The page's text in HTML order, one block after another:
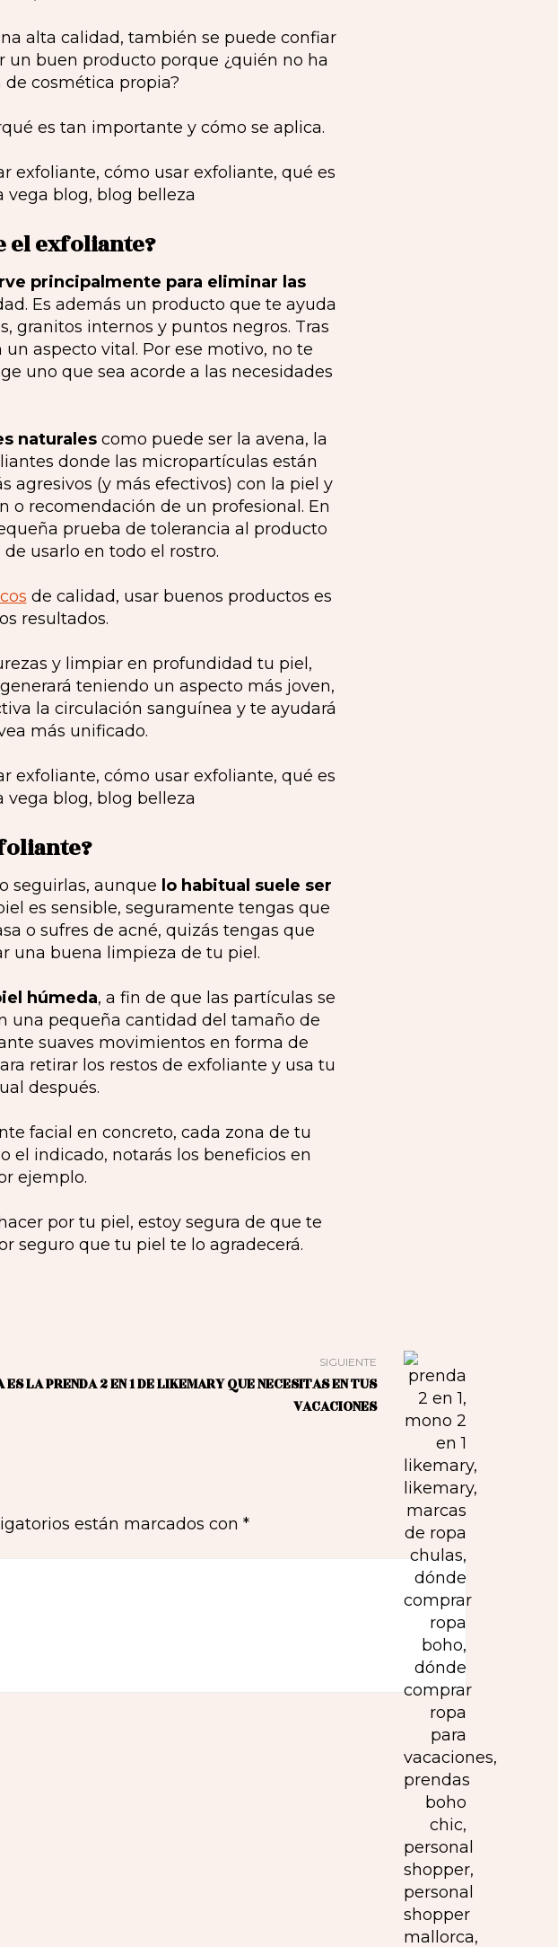
alta calidad, también se puede confiar
un buen producto porque ¿quién no ha
cosmética propia?
es tan importante y cómo se aplica.
el exfoliante?
principalmente para eliminar las
Es además un producto que te ayuda
granitos internos y puntos negros. Tras
aspecto vital. Por ese motivo, no te
uno que sea acorde a las necesidades
naturales como puede ser la avena, la
donde las micropartículas están
agresivos (y más efectivos) con la piel y
o recomendación de un profesional. En
prueba de tolerancia al producto
usarlo en todo el rostro.
de calidad, usar buenos productos es
resultados.
y limpiar en profundidad tu piel,
teniendo un aspecto más joven,
la circulación sanguínea y te ayudará
más unificado.
seguirlas, aunque lo habitual suele ser
es sensible, seguramente tengas que
o sufres de acné, quizás tengas que
una buena limpieza de tu piel.
húmeda, a fin de que las partículas se
una pequeña cantidad del tamaño de
suaves movimientos en forma de
retirar los restos de exfoliante y usa tu
después.
facial en concreto, cada zona de tu
el indicado, notarás los beneficios en
ejemplo.
por tu piel, estoy segura de que te
seguro que tu piel te lo agradecerá.
SIGUIENTE
ES LA PRENDA 2 EN 1 DE LIKEMARY QUE NECESITAS EN TUS
VACACIONES
están marcados con *